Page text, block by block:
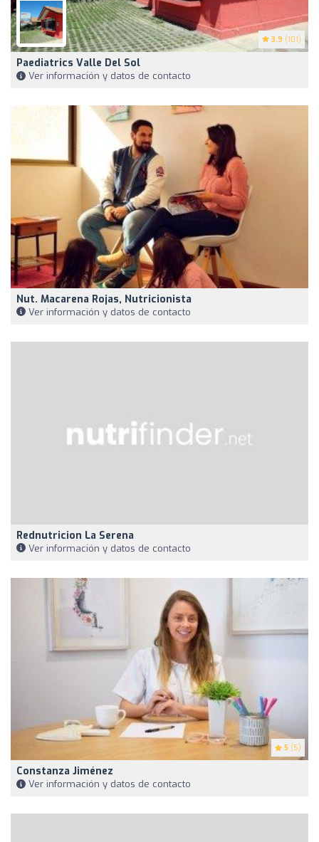
3.9 (101)
Paediatrics Valle Del Sol
Ver información y datos de contacto
Nut. Macarena Rojas, Nutricionista
Ver información y datos de contacto
Rednutricion La Serena
Ver información y datos de contacto
5 (5)
Constanza Jiménez
Ver información y datos de contacto